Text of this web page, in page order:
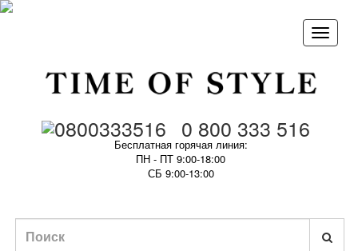
0 800 333 516
Бесплатная горячая линия:
ПН - ПТ 9:00-18:00
СБ 9:00-13:00